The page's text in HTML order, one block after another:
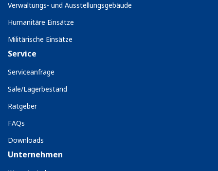
Verwaltungs- und Ausstellungsgebäude
Humanitäre Einsätze
Militärische Einsätze
Service
Serviceanfrage
Sale/Lagerbestand
Ratgeber
FAQs
Downloads
Unternehmen